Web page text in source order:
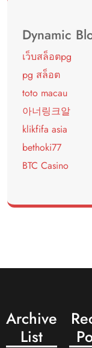
Dynamic
เว็บสล็อตpg
pg สล็อต
toto macau
아너링크알
klikfifa asia
bethoki77
BTC Casino
Archive
List